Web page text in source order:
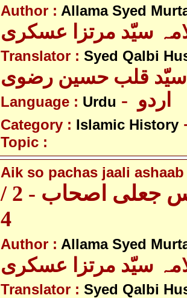
Author : Allama Syed
سیّد مرتزا عسکری
Translator : Syed Qalbi
Language : Urdu
Category : Islamic History
Topic :
Aik so pachas jaali ashaab
ایک سو پچاس جعلی اصحاب - 2 /
4
Author : Allama Syed
سیّد مرتزا عسکری
Translator : Syed Qalbi